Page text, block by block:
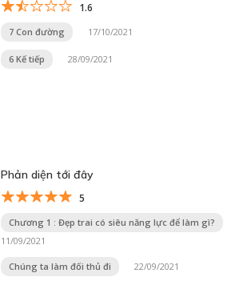
1.6
7 Con đường 17/10/2021
6 Kế tiếp 28/09/2021
Phản diện tới đây
5
Chương 1 : Đẹp trai có siêu năng lực để làm gì?
11/09/2021
Chúng ta làm đối thủ đi 22/09/2021